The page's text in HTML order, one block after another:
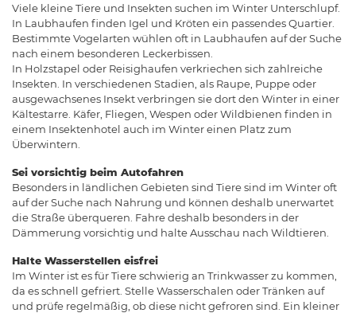
Viele kleine Tiere und Insekten suchen im Winter Unterschlupf.
In Laubhaufen finden Igel und Kröten ein passendes Quartier.
Bestimmte Vogelarten wühlen oft in Laubhaufen auf der Suche
nach einem besonderen Leckerbissen.
In Holzstapel oder Reisighaufen verkriechen sich zahlreiche
Insekten. In verschiedenen Stadien, als Raupe, Puppe oder
ausgewachsenes Insekt verbringen sie dort den Winter in einer
Kältestarre. Käfer, Fliegen, Wespen oder Wildbienen finden in
einem Insektenhotel auch im Winter einen Platz zum
Überwintern.
Sei vorsichtig beim Autofahren
Besonders in ländlichen Gebieten sind Tiere sind im Winter oft
auf der Suche nach Nahrung und können deshalb unerwartet
die Straße überqueren. Fahre deshalb besonders in der
Dämmerung vorsichtig und halte Ausschau nach Wildtieren.
Halte Wasserstellen eisfrei
Im Winter ist es für Tiere schwierig an Trinkwasser zu kommen,
da es schnell gefriert. Stelle Wasserschalen oder Tränken auf
und prüfe regelmäßig, ob diese nicht gefroren sind. Ein kleiner